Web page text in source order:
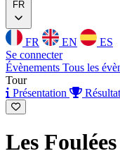
FR
FR EN
ES
Se connecter
Évènements Tous les
Tour
Présentation
Les